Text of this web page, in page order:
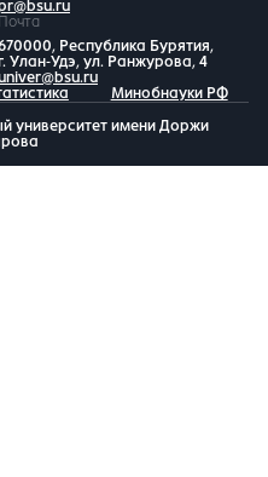
Почта
Республика Бурятия,
Улан-Удэ, ул. Ранжурова, 4
Минобнауки РФ
университет имени Доржи